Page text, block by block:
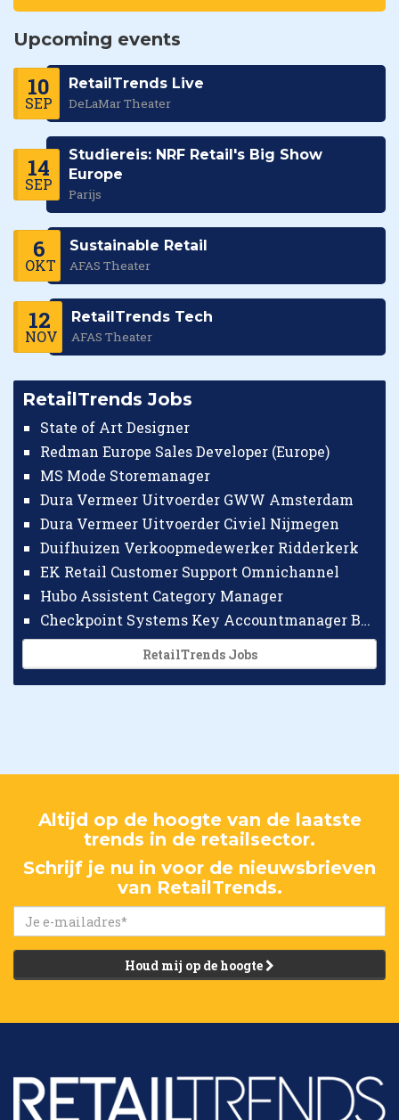
Upcoming events
10
SEP
RetailTrends Live
DeLaMar Theater
14
SEP
Studiereis: NRF Retail's Big Show
Europe
Parijs
6
OKT
Sustainable Retail
AFAS Theater
12
NOV
RetailTrends Tech
AFAS Theater
RetailTrends Jobs
State of Art Designer
Redman Europe Sales Developer (Europe)
MS Mode Storemanager
Dura Vermeer Uitvoerder GWW Amsterdam
Dura Vermeer Uitvoerder Civiel Nijmegen
Duifhuizen Verkoopmedewerker Ridderkerk
EK Retail Customer Support Omnichannel
Hubo Assistent Category Manager
Checkpoint Systems Key Accountmanager Benelux
RetailTrends Jobs
Altijd op de hoogte van de laatste
trends in de retailsector.
Schrijf je nu in voor de nieuwsbrieven
van RetailTrends.
Houd mij op de hoogte